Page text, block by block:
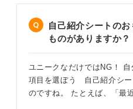
自己紹介シートの
ものがありますか？
ユニークなだけではNG！
項目を選ぼう 自己紹介シー
のですね。 たとえば、「最